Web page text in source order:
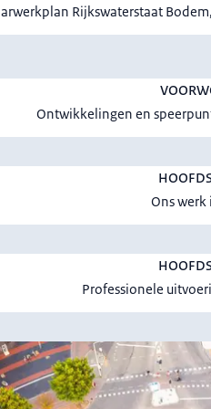
Rijkswaterstaat
Ontwikkelingen en
Ons
Professionele